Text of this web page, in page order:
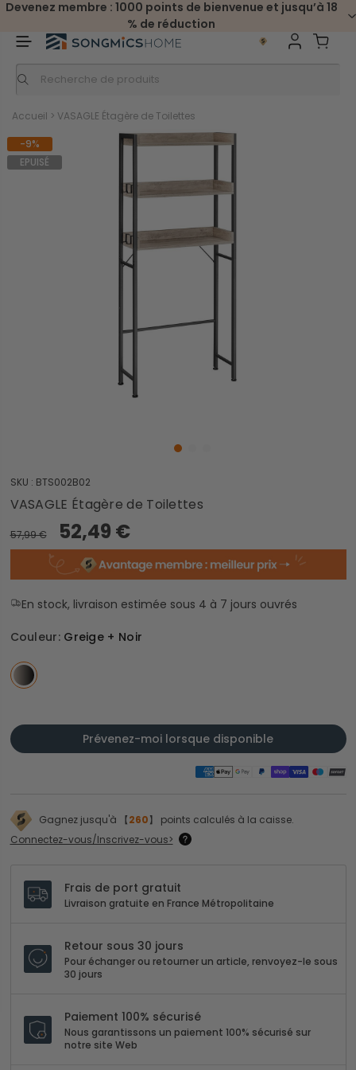
Devenez membre : 1000 points de bienvenue et jusqu’à 18
% de réduction
Accueil > VASAGLE Étagère de Toilettes
-9%
EPUISÉ
SKU : BTS002B02
VASAGLE Étagère de Toilettes
57,99 € 52,49 €
En stock, livraison estimée sous 4 à 7 jours ouvrés
Couleur: Greige + Noir
Prévenez-moi lorsque disponible
Gagnez jusqu'à 【260】 points calculés à la caisse.
Connectez-vous/Inscrivez-vous>
Frais de port gratuit
Livraison gratuite en France Métropolitaine
Retour sous 30 jours
Pour échanger ou retourner un article, renvoyez-le sous
30 jours
Paiement 100% sécurisé
Nous garantissons un paiement 100% sécurisé sur
notre site Web